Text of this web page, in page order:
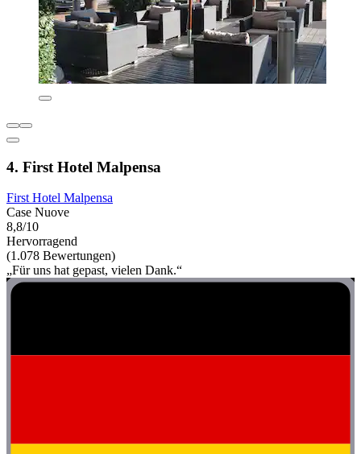
4. First Hotel Malpensa
First Hotel Malpensa
Case Nuove
8,8/10
Hervorragend
(1.078 Bewertungen)
„Für uns hat gepast, vielen Dank.“